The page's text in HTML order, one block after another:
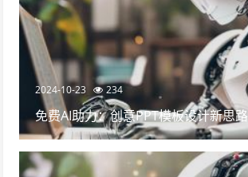
2024-10-23 234
免费AI助力：创意PPT模板设计新思路